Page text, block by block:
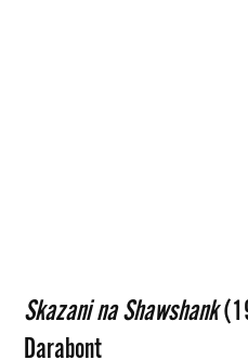
Skazani na Shawshank
Darabont